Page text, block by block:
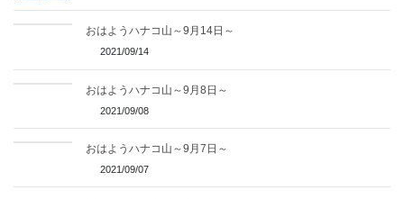
おはようハナコ山～9月14日～
2021/09/14
おはようハナコ山～9月8日～
2021/09/08
おはようハナコ山～9月7日～
2021/09/07